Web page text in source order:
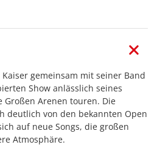
gemeinsam mit seiner Band
Show anlässlich seines
Großen Arenen touren. Die
deutlich von den bekannten Open
auf neue Songs, die großen
Atmosphäre.